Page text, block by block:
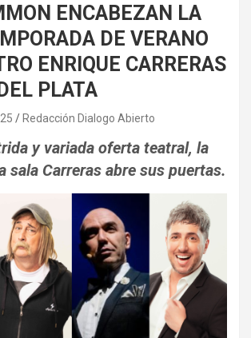
ENCABEZAN LA
DE VERANO
ENRIQUE CARRERAS
PLATA
Redacción Dialogo Abierto
y variada oferta teatral, la
sala Carreras abre sus puertas.